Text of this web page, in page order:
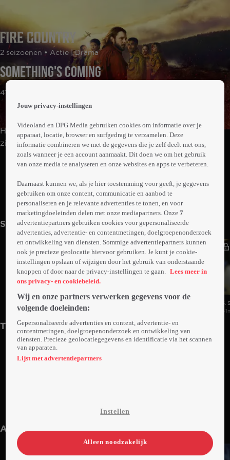
page
2 seizoenen • Actie | Drama
Something's Coming
41min
Halverwege zijn gevangenisstraf meldt Bode Donovan
zich aan voor een onconventioneel
rehabilitatieprogramma: in ruil voor strafvermindering
mag hij samen met de brandweer de bosbranden in
Noord-Californië bestrijden. De druk is groot als Bode
naar zijn geboorteplaats moet, de plek waar al zijn
problemen begonnen.
Abonneren op Videoland
Trailer
Meer
info
Seizoen 2
1. Something's Coming
41min
3.
Trailers
1min
Anderen kijken ook
Jouw privacy-instellingen
Videoland en DPG Media gebruiken cookies om informatie over je
apparaat, locatie, browser en surfgedrag te verzamelen. Deze
informatie combineren we met de gegevens die je zelf deelt met ons,
zoals wanneer je een account aanmaakt. Dit doen we om het gebruik
van onze media te analyseren en onze websites en apps te verbeteren.
Daarnaast kunnen we, als je hier toestemming voor geeft, je gegevens
gebruiken om onze content, communicatie en aanbod te
personaliseren en je relevante advertenties te tonen, en voor
marketingdoeleinden delen met onze mediapartners. Onze7
advertentiepartners gebruiken cookies voor gepersonaliseerde
advertenties, advertentie- en contentmetingen, doelgroepenonderzoek
en ontwikkeling van diensten. Sommige advertentiepartners kunnen
ook je precieze geolocatie hiervoor gebruiken. Je kunt je cookie-
instellingen opslaan of wijzigen door het gebruik van onderstaande
knoppen of door naar de privacy-instellingen te gaan.
Lees meer in
ons privacy- en cookiebeleid.
Wij en onze partners verwerken gegevens voor de
volgende doeleinden:
Gepersonaliseerde advertenties en content, advertentie- en
contentmetingen, doelgroepenonderzoek en ontwikkeling van
diensten. Precieze geolocatiegegevens en identificatie via het scannen
van apparaten.
Lijst met advertentiepartners
Instellen
Alleen noodzakelijk